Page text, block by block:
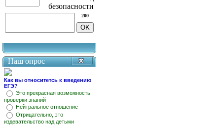
200
Наш опрос
Как вы относитетсь к введению
ЕГЭ?
Это прекрасная возможность
проверки знаний
Нейтральное отношение
Отрицательно, это
издевательство над детьми